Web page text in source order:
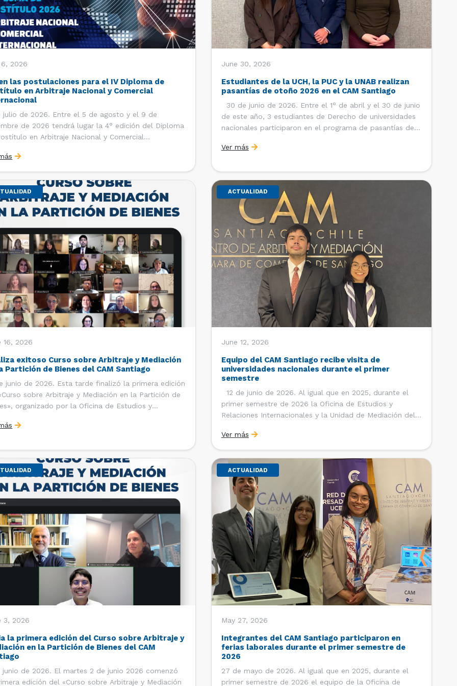
2026
las postulaciones para el IV Diploma de
en Arbitraje Nacional y Comercial
julio de 2026. Entre el 5 de agosto y el 9 de
de 2026 tendrá lugar la 4° edición del Diploma
en Arbitraje Nacional y Comercial
Internacional de la Facultad de Derecho de la
de Chile y […]
June 30, 2026
Estudiantes de la UCH, la PUC y la UNAB realizan
pasantías de otoño 2026 en el CAM Santiago
30 de junio de 2026. Entre el 1° de abril y el 30 de junio
de este año, 3 estudiantes de Derecho de universidades
nacionales participaron en el programa de pasantías del
Comercio de Santiago (CCS). Así, se realizaron […]
Ver más
16, 2026
exitoso Curso sobre Arbitraje y Mediación
Partición de Bienes del CAM Santiago
junio de 2026. Esta tarde finalizó la primera edición
sobre Arbitraje y Mediación en la Partición de
organizado por la Oficina de Estudios y
(CAM) de la Cámara de Comercio de Santiago
ACTUALIDAD
June 12, 2026
Equipo del CAM Santiago recibe visita de
universidades nacionales durante el primer
semestre
12 de junio de 2026. Al igual que en 2025, durante el
primer semestre de 2026 la Oficina de Estudios y
Relaciones Internacionales y la Unidad de Mediación del
Comercio de Santiago (CCS) han recibido la visita de
estudiantes de […]
Ver más
3, 2026
la primera edición del Curso sobre Arbitraje y
en la Partición de Bienes del CAM
junio de 2026. El martes 2 de junio 2026 comenzó
edición del «Curso sobre Arbitraje y Mediación
ACTUALIDAD
May 27, 2026
Integrantes del CAM Santiago participaron en
ferias laborales durante el primer semestre de
2026
27 de mayo de 2026. Al igual que en 2025, durante el
primer semestre de 2026 el equipo de la Oficina de